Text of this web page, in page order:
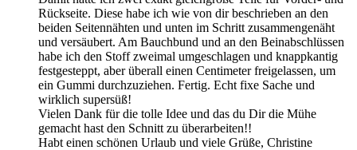
Rückseite. Diese habe ich wie von dir beschrieben an den
beiden Seitennähten und unten im Schritt zusammengenäht
und versäubert. Am Bauchbund und an den Beinabschlüssen
habe ich den Stoff zweimal umgeschlagen und knappkantig
festgesteppt, aber überall einen Centimeter freigelassen, um
ein Gummi durchzuziehen. Fertig. Echt fixe Sache und
wirklich supersüß!
Vielen Dank für die tolle Idee und das du Dir die Mühe
gemacht hast den Schnitt zu überarbeiten!!
Habt einen schönen Urlaub und viele Grüße, Christine